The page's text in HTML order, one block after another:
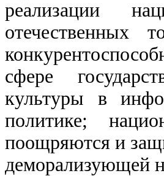
реализации
отечественных
сфере
культуры в
политике;
поощряются и
деморализующей